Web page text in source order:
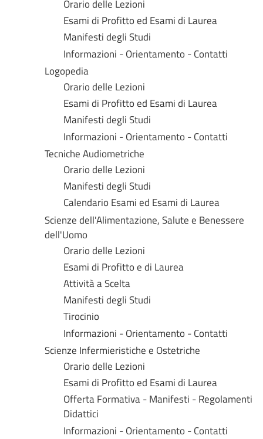
Orario delle Lezioni
Esami di Profitto ed Esami di Laurea
Manifesti degli Studi
Informazioni - Orientamento - Contatti
Logopedia
Orario delle Lezioni
Esami di Profitto ed Esami di Laurea
Manifesti degli Studi
Informazioni - Orientamento - Contatti
Tecniche Audiometriche
Orario delle Lezioni
Manifesti degli Studi
Calendario Esami ed Esami di Laurea
Scienze dell'Alimentazione, Salute e Benessere
dell'Uomo
Orario delle Lezioni
Esami di Profitto e di Laurea
Attività a Scelta
Manifesti degli Studi
Tirocinio
Informazioni - Orientamento - Contatti
Scienze Infermieristiche e Ostetriche
Orario delle Lezioni
Esami di Profitto ed Esami di Laurea
Offerta Formativa - Manifesti - Regolamenti
Didattici
Informazioni - Orientamento - Contatti